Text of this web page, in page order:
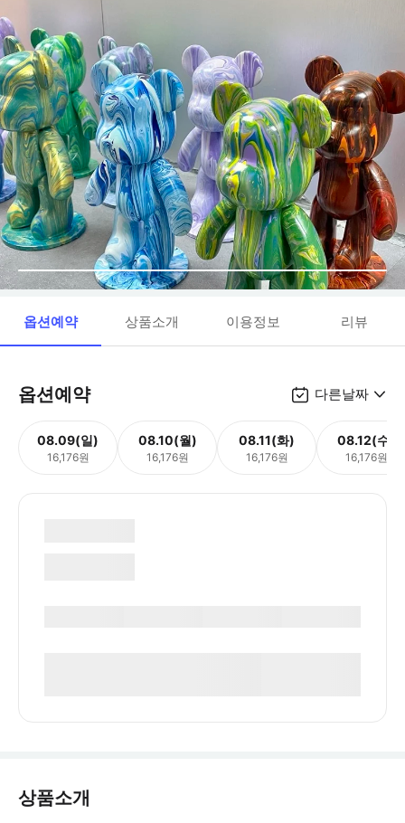
옵션예약 상품소개 이용정보 리뷰
옵션예약 다른날짜
08.09(일)
16,176원
08.10(월)
16,176원
08.11(화)
16,176원
08.12(수)
16,176원
상품소개